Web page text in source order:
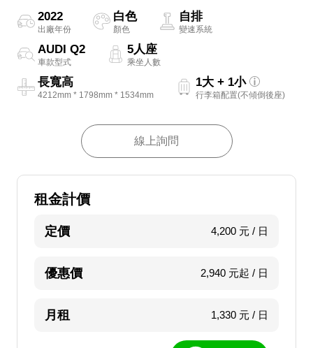
2022
出廠年份
白色
顏色
自排
變速系統
AUDI Q2
車款型式
5人座
乘坐人數
長寬高
4212mm * 1798mm * 1534mm
1大 + 1小
行李箱配置(不傾倒後座)
線上詢問
租金計價
定價 4,200 元 / 日
優惠價 2,940 元起 / 日
月租 1,330 元 / 日